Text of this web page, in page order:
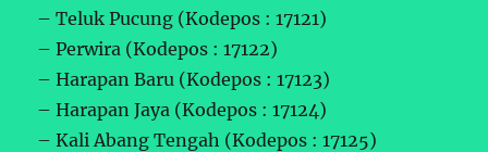
– Teluk Pucung (Kodepos : 17121)
– Perwira (Kodepos : 17122)
– Harapan Baru (Kodepos : 17123)
– Harapan Jaya (Kodepos : 17124)
– Kali Abang Tengah (Kodepos : 17125)